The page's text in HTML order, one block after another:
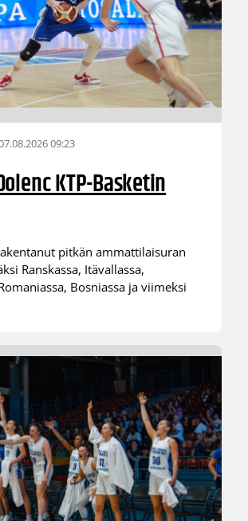
09:23
KTP-Basketin
pitkän ammattilaisuran
Ranskassa, Itävallassa,
Bosniassa ja viimeksi